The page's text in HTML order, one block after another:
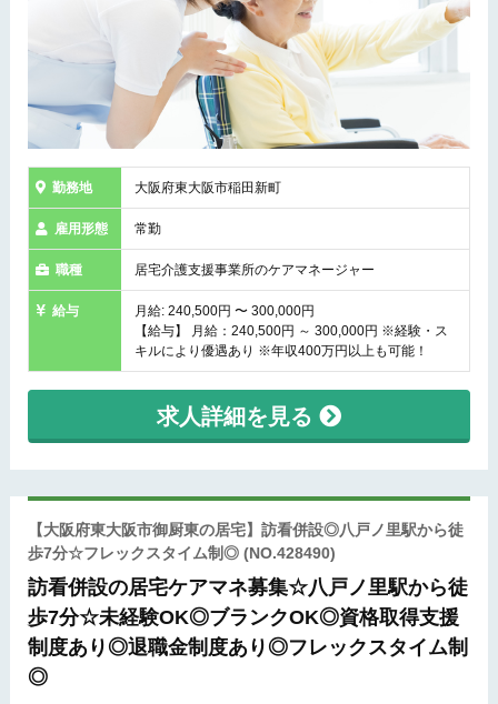
勤務地 大阪府東大阪市稲田新町
雇用形態 常勤
職種 居宅介護支援事業所のケアマネージャー
給与
月給: 240,500円 〜 300,000円
【給与】 月給：240,500円 ～ 300,000円 ※経験・ス
キルにより優遇あり ※年収400万円以上も可能！
求人詳細を見る
【大阪府東大阪市御厨東の居宅】訪看併設◎八戸ノ里駅から徒
歩7分☆フレックスタイム制◎ (NO.428490)
訪看併設の居宅ケアマネ募集☆八戸ノ里駅から徒
歩7分☆未経験OK◎ブランクOK◎資格取得支援
制度あり◎退職金制度あり◎フレックスタイム制
◎